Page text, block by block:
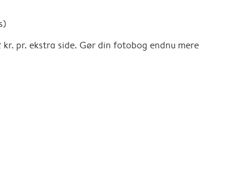
pr. ekstra side. Gør din fotobog endnu mere